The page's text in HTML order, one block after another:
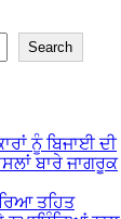
Search
ਨੂੰ ਬਿਜਾਈ ਦੀ
ਬਾਰੇ ਜਾਗਰੂਕ
ਤਹਿਤ